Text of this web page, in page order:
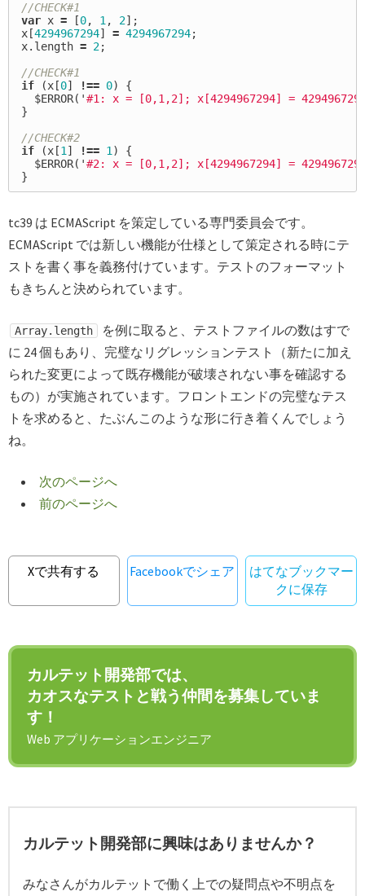
//CHECK#1
var x = [0, 1, 2];
x [4294967294] = 4294967294;
x. length = 2;
//CHECK#1
if
(x [0] !== 0)
{
$ERROR( '#1: x = [0,1,2]; x[4294967294] =
}
//CHECK#2
if
(x [1] !== 1)
{
$ERROR( '#2: x = [0,1,2]; x[4294967294] =
}
tc39 は ECMAScript を策定している専門委員会です。
ECMAScript では新しい機能が仕様として策定される時にテ
ストを書く事を義務付けています。テストのフォーマット
もきちんと決められています。
Array.length
を例に取ると、テストファイルの数はすで
に 24 個もあり、完璧なリグレッションテスト（新たに加え
られた変更によって既存機能が破壊されない事を確認する
もの）が実施されています。フロントエンドの完璧なテス
トを求めると、たぶんこのような形に行き着くんでしょう
ね。
次のページへ
前のページへ
Xで共有する Facebookでシェア
はてなブックマー
クに保存
カルテット開発部では、
カオスなテストと戦う仲間を募集していま
す！
Web アプリケーションエンジニア
カルテット開発部に興味はありませんか？
みなさんがカルテットで働く上での疑問点や不明点を